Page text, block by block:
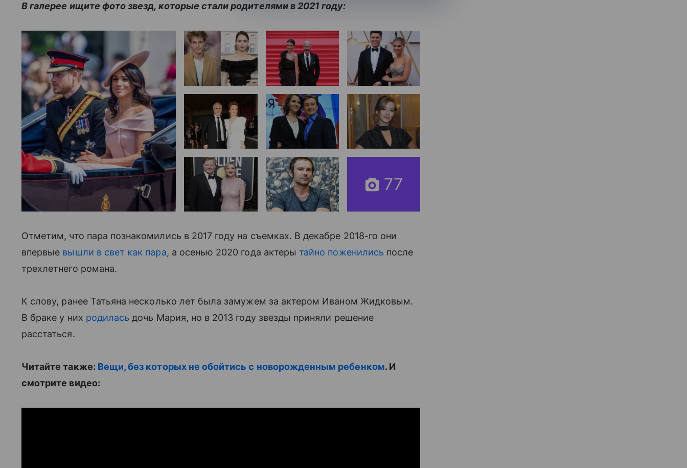
В галерее ищите фото звезд, которые стали родителями в 2021 году:
77
Отметим, что пара познакомились в 2017 году на съемках. В декабре 2018-го они
впервые вышли в свет как пара, а осенью 2020 года актеры тайно поженились после
трехлетнего романа.
К слову, ранее Татьяна несколько лет была замужем за актером Иваном Жидковым.
В браке у них родилась дочь Мария, но в 2013 году звезды приняли решение
расстаться.
Читайте также: Вещи, без которых не обойтись с новорожденным ребенком. И
смотрите видео: